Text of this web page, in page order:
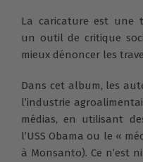
La caricature est une
un outil de critique
mieux dénoncer les
Dans cet album, les
l’industrie
médias, en utilisant
l’USS Obama ou le «
à Monsanto). Ce n’est